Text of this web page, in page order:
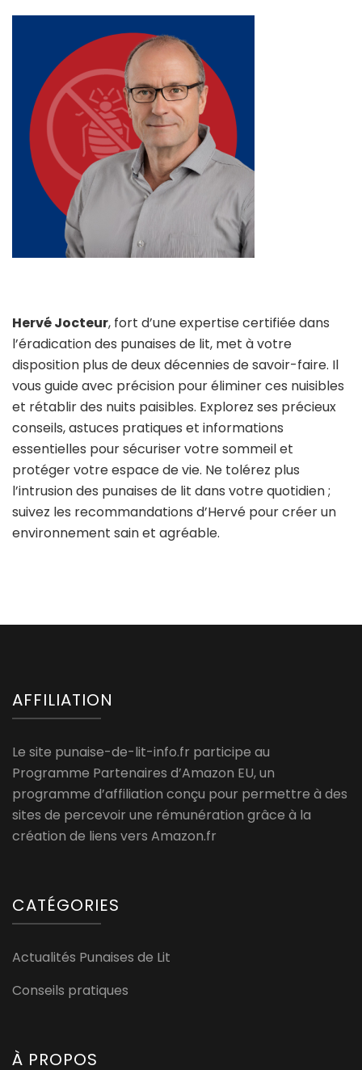
Hervé Jocteur, fort d’une expertise certifiée dans
l’éradication des punaises de lit, met à votre
disposition plus de deux décennies de savoir-faire. Il
vous guide avec précision pour éliminer ces nuisibles
et rétablir des nuits paisibles. Explorez ses précieux
conseils, astuces pratiques et informations
essentielles pour sécuriser votre sommeil et
protéger votre espace de vie. Ne tolérez plus
l’intrusion des punaises de lit dans votre quotidien ;
suivez les recommandations d’Hervé pour créer un
environnement sain et agréable.
AFFILIATION
Le site punaise-de-lit-info.fr participe au
Programme Partenaires d’Amazon EU, un
programme d’affiliation conçu pour permettre à des
sites de percevoir une rémunération grâce à la
création de liens vers Amazon.fr
CATÉGORIES
Actualités Punaises de Lit
Conseils pratiques
À PROPOS